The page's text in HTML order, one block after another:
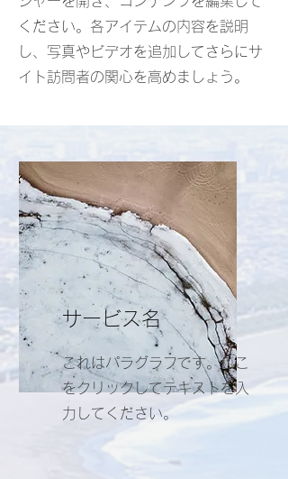
ください。各アイテムの内容を説明
し、写真やビデオを追加してさらにサ
イト訪問者の関心を高めましょう。
サービス名
これはパラグラフです。ここ
をクリックしてテキストを入
力してください。